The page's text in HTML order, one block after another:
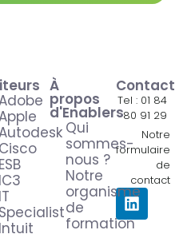
Cisco
ESB
IC3
IT
Specialist
Intuit
À
propos
d'Enablers
Qui
sommes-
nous ?
Notre
organisme
de
formation
Contact
Tel : 01 84
80 91 29
Notre
formulaire
de
contact